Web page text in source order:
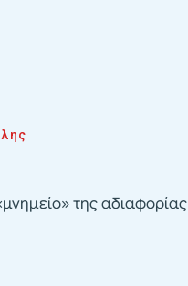
της αδιαφορίας